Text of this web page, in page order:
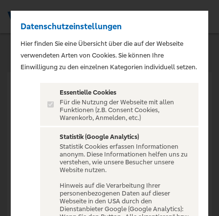
VERANSTALTUNG NICHT
GEFUNDEN
Zur Startseite
Datenschutzeinstellungen
Hier finden Sie eine Übersicht über die auf der Webseite
verwendeten Arten von Cookies. Sie können Ihre
Einwilligung zu den einzelnen Kategorien individuell setzen.
Essentielle Cookies
Für die Nutzung der Webseite mit allen
Funktionen (z.B. Consent Cookies,
Warenkorb, Anmelden, etc.)
Statistik (Google Analytics)
Statistik Cookies erfassen Informationen
anonym. Diese Informationen helfen uns zu
verstehen, wie unsere Besucher unsere
Website nutzen.
Hinweis auf die Verarbeitung Ihrer
personenbezogenen Daten auf dieser
Webseite in den USA durch den
Dienstanbieter Google (Google Analytics):